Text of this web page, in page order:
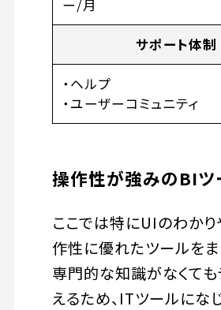
ー/月
サポート体制
・ヘルプ
・ユーザーコミュニティ
操作性が強みのBIツ
ここでは特にUIのわか
作性に優れたツールをま
専門的な知識がなくて
えるため、ITツールにな